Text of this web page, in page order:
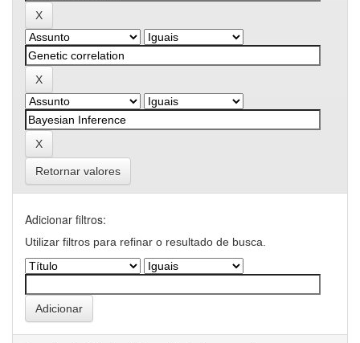
Retornar valores
Adicionar filtros:
Utilizar filtros para refinar o resultado de busca.